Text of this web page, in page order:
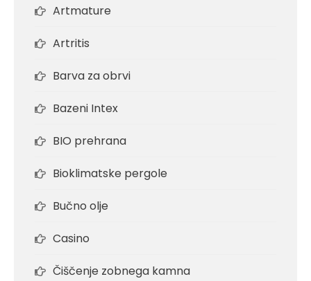
Artmature
Artritis
Barva za obrvi
Bazeni Intex
BIO prehrana
Bioklimatske pergole
Bučno olje
Casino
Čiščenje zobnega kamna